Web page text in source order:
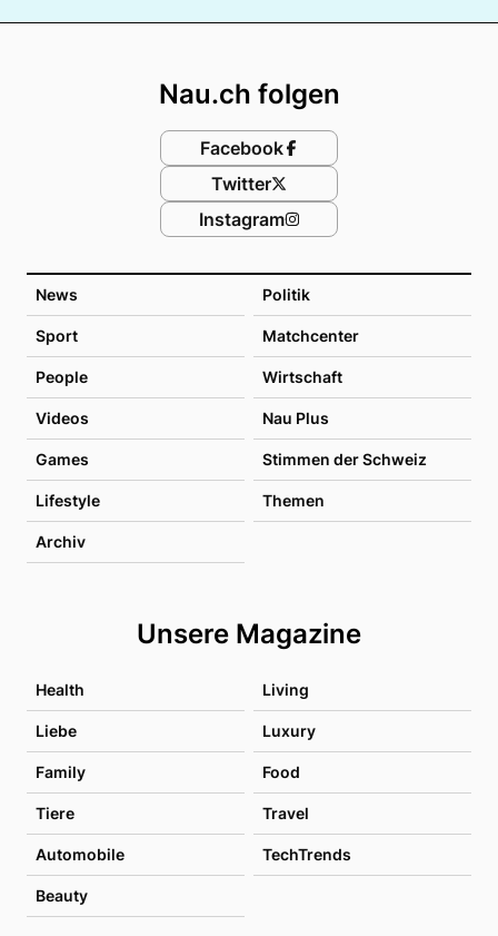
News Politik
Sport Matchcenter
People Wirtschaft
Videos Nau Plus
Games Stimmen der Schweiz
Lifestyle Themen
Archiv
Unsere Magazine
Health Living
Liebe Luxury
Family Food
Tiere Travel
Automobile TechTrends
Beauty
Nau.ch folgen
Facebook
Twitter
Instagram